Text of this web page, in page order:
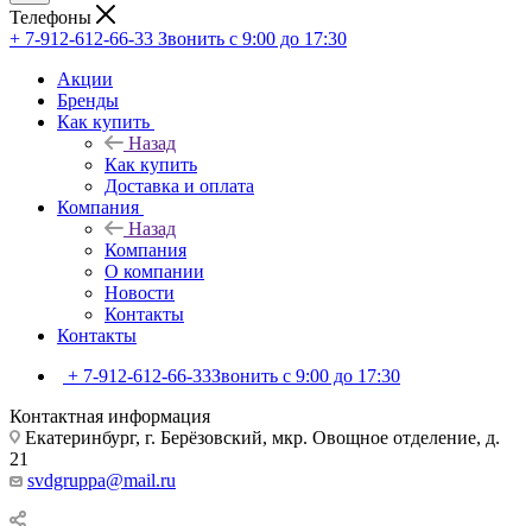
Телефоны
+ 7-912-612-66-33 Звонить с 9:00 до 17:30
Акции
Бренды
Как купить
Назад
Как купить
Доставка и оплата
Компания
Назад
Компания
О компании
Новости
Контакты
Контакты
+ 7-912-612-66-33Звонить с 9:00 до 17:30
Контактная информация
Екатеринбург, г. Берёзовский, мкр. Овощное отделение, д.
21
svdgruppa@mail.ru